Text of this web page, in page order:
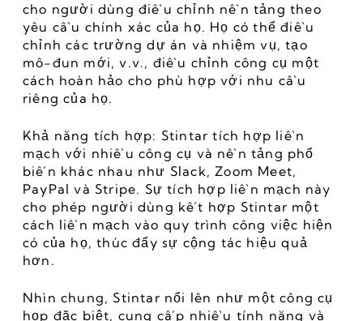
cho người dùng điều chỉnh nền tảng theo
yêu cầu chính xác của họ. Họ có thể điều
chỉnh các trường dự án và nhiệm vụ, tạo
mô-đun mới, v.v., điều chỉnh công cụ một
cách hoàn hảo cho phù hợp với nhu cầu
riêng của họ.
Khả năng tích hợp: Stintar tích hợp liền
mạch với nhiều công cụ và nền tảng phổ
biến khác nhau như Slack, Zoom Meet,
PayPal và Stripe. Sự tích hợp liền mạch này
cho phép người dùng kết hợp Stintar một
cách liền mạch vào quy trình công việc hiện
có của họ, thúc đẩy sự cộng tác hiệu quả
hơn.
Nhìn chung, Stintar nổi lên như một công cụ
họp đặc biệt, cung cấp nhiều tính năng và